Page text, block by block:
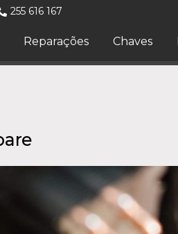
255 616 167
Reparações Chaves